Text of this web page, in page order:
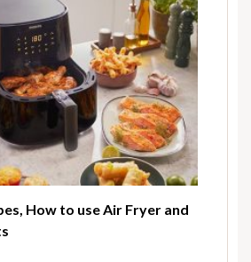
How to use Air Fryer and